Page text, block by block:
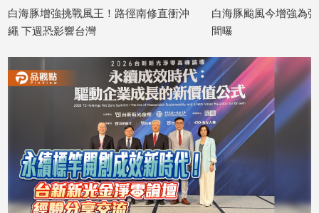
親
感
藝
術
／
電
影
薦
！路徑南修直衝沖
白海豚颱風今增強為強颱！影響台灣時